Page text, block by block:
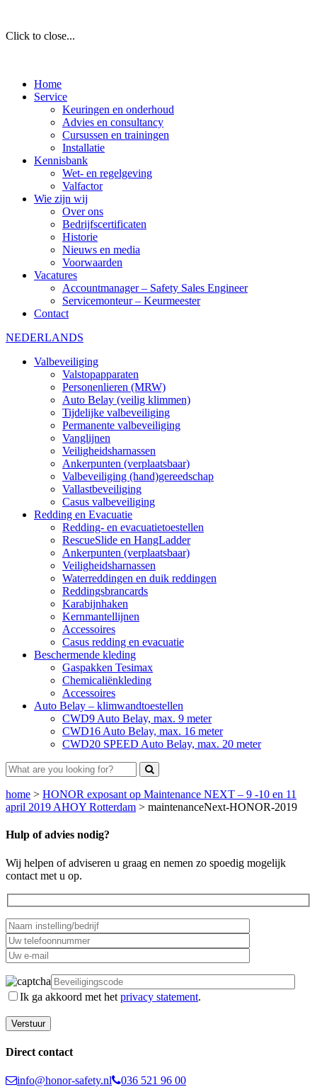
Click to close...
Home
Service
Keuringen en onderhoud
Advies en consultancy
Cursussen en trainingen
Installatie
Kennisbank
Wet- en regelgeving
Valfactor
Wie zijn wij
Over ons
Bedrijfscertificaten
Historie
Nieuws en media
Voorwaarden
Vacatures
Accountmanager – Safety Sales Engineer
Servicemonteur – Keurmeester
Contact
NEDERLANDS
Valbeveiliging
Valstopapparaten
Personenlieren (MRW)
Auto Belay (veilig klimmen)
Tijdelijke valbeveiliging
Permanente valbeveiliging
Vanglijnen
Veiligheidsharnassen
Ankerpunten (verplaatsbaar)
Valbeveiliging (hand)gereedschap
Vallastbeveiliging
Casus valbeveiliging
Redding en Evacuatie
Redding- en evacuatietoestellen
RescueSlide en HangLadder
Ankerpunten (verplaatsbaar)
Veiligheidsharnassen
Waterreddingen en duik reddingen
Reddingsbrancards
Karabijnhaken
Kernmantellijnen
Accessoires
Casus redding en evacuatie
Beschermende kleding
Gaspakken Tesimax
Chemicaliënkleding
Accessoires
Auto Belay – klimwandtoestellen
CWD9 Auto Belay, max. 9 meter
CWD16 Auto Belay, max. 16 meter
CWD20 SPEED Auto Belay, max. 20 meter
home > HONOR exposant op Maintenance NEXT – 9 -10 en 11
april 2019 AHOY Rotterdam > maintenanceNext-HONOR-2019
Hulp of advies nodig?
Wij helpen of adviseren u graag en nemen zo spoedig mogelijk
contact met u op.
Ik ga akkoord met het privacy statement.
Direct contact
info@honor-safety.nl 036 521 96 00